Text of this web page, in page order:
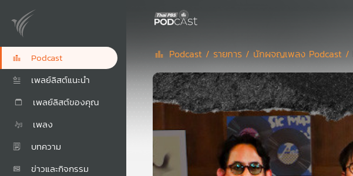
Podcast
เพลย์ลิสต์แนะนำ
เพลย์ลิสต์ของคุณ
เพลง
บทความ
ข่าวและกิจกรรม
Podcast / รายการ / นักผจญเพลง Podcast /